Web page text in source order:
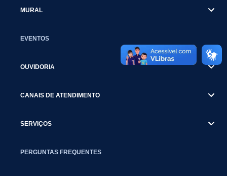
MURAL
EVENTOS
OUVIDORIA
CANAIS DE ATENDIMENTO
SERVIÇOS
PERGUNTAS FREQUENTES